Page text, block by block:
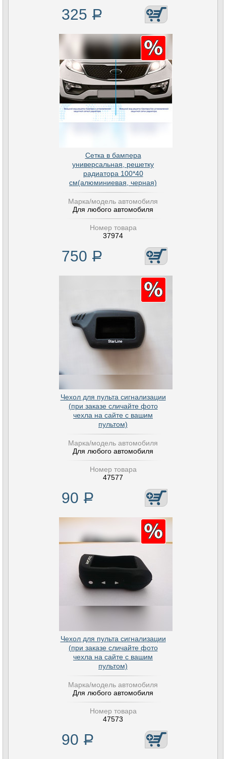
325 Р
Сетка в бампера
универсальная, решетку
радиатора 100*40
см(алюминиевая, черная)
Марка/модель автомобиля
Для любого автомобиля
Номер товара
37974
750 Р
Чехол для пульта сигнализации
(при заказе сличайте фото
чехла на сайте с вашим
пультом)
Марка/модель автомобиля
Для любого автомобиля
Номер товара
47577
90 Р
Чехол для пульта сигнализации
(при заказе сличайте фото
чехла на сайте с вашим
пультом)
Марка/модель автомобиля
Для любого автомобиля
Номер товара
47573
90 Р